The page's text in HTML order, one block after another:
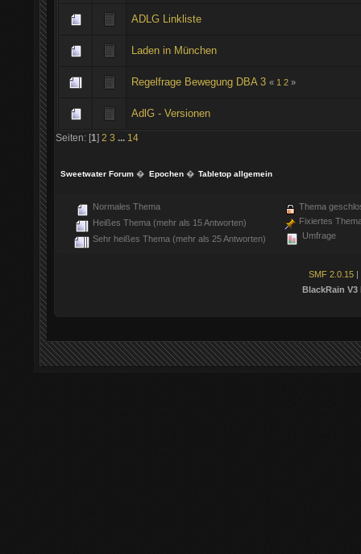
ADLG Linkliste
Laden in München
Regelfrage Bewegung DBA 3 « 1 2 »
AdlG - Versionen
Seiten: [1] 2 3 14
Sweetwater Forum � Epochen� Tabletop allgemein
Normales Thema
Heißes Thema (mehr als 15 Antworten)
Sehr heißes Thema (mehr als 25 Antworten)
Thema
Fixiertes
Umfrage
SMF 2.0.15 |
BlackRain V3